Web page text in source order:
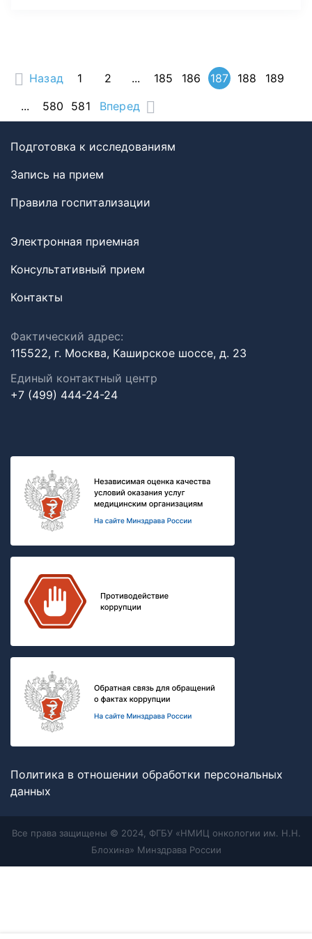
Назад 1 2 ... 185 186 187 188
189
...
580 581 Вперед
Подготовка к исследованиям
Запись на прием
Правила госпитализации
Электронная приемная
Консультативный прием
Контакты
Фактический адрес:
115522, г. Москва, Каширское шоссе, д. 23
Единый контактный центр
+7 (499) 444-24-24
Политика в отношении обработки персональных
данных
Все права защищены © 2024, ФГБУ «НМИЦ онкологии им. Н.Н.
Блохина» Минздрава России